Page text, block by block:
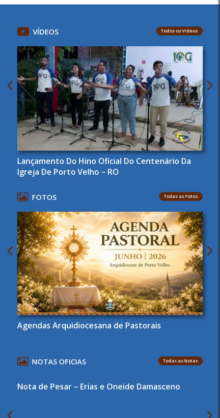
VÍDEOS Todos os Vídeos
Lançamento Do Hino Oficial Do Centenário Da
Igreja De Porto Velho – RO
FOTOS Todas as Fotos
Agendas Arquidiocesana de Pastorais
NOTAS OFICIAS Todas as Notas
Nota de Pesar – Erias e Oneide Damasceno